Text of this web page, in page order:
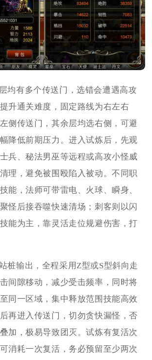
均有多个传送门，选错会遭遇高攻
升通关难度，固定路线为右左右
侧传送门，其余层均选右侧，可避
降低前期压力。进入试炼后，先观
兵、秘法男巫等远程或高攻小怪威
理，避免被围殴陷入被动。不同职
能，法师可带雷电、火球、瞬身、
怪后接吞噬快速清场；刺客则以闪
能为主，靠灵活走位规避伤害，打
桩输出，全程采用Z型或S型斜向走
间隙移动，减少受击频率，同时将
同一区域，集中释放范围技能高效
再进入传送门，切勿贪快漏怪，否
加，极易导致团灭。试炼有复活次
消耗一次复活，务必预留至少两次